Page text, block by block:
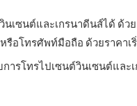
ซนต์และเกรนาดีนส์ได้ ด้วย
อโทรศัพท์มือถือ ด้วยราคาเ
ารโทรไปเซนต์วินเซนต์และ